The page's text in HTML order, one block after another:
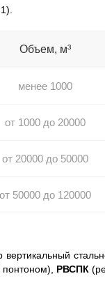
Объем, м³
менее 1000
от 1000 до 20000
от 20000 до 50000
от 50000 до 120000
вертикальный
РВСПК